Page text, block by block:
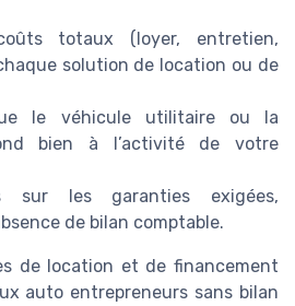
totaux (loyer, entretien,
solution de location ou de
le véhicule utilitaire ou la
bien à l’activité de votre
sur les garanties exigées,
de bilan comptable.
de location et de financement
auto entrepreneurs sans bilan